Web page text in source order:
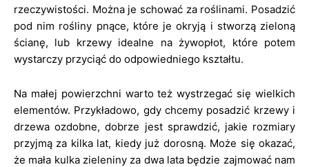
rzeczywistości. Można je schować za roślinami. Posadzić
pod nim rośliny pnące, które je okryją i stworzą zieloną
ścianę, lub krzewy idealne na żywopłot, które potem
wystarczy przyciąć do odpowiedniego kształtu.
Na małej powierzchni warto też wystrzegać się wielkich
elementów. Przykładowo, gdy chcemy posadzić krzewy i
drzewa ozdobne, dobrze jest sprawdzić, jakie rozmiary
przyjmą za kilka lat, kiedy już dorosną. Może się okazać,
że mała kulka zieleniny za dwa lata będzie zajmować nam